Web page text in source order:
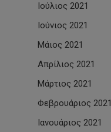
Ιούλιος 2021
Ιούνιος 2021
Μάιος 2021
Απρίλιος 2021
Μάρτιος 2021
Φεβρουάριος 2021
Ιανουάριος 2021